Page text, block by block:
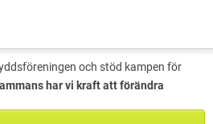
och stöd kampen för
har vi kraft att förändra